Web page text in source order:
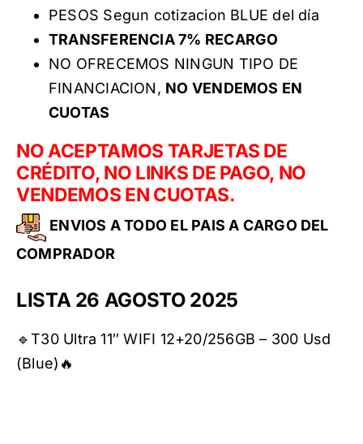
PESOS Segun cotizacion BLUE del día
TRANSFERENCIA 7% RECARGO
NO OFRECEMOS NINGUN TIPO DE
FINANCIACION, NO VENDEMOS EN
CUOTAS
NO ACEPTAMOS TARJETAS DE
CRÉDITO, NO LINKS DE PAGO, NO
VENDEMOS EN CUOTAS.
ENVIOS A TODO EL PAIS A CARGO DEL
COMPRADOR
LISTA 26 AGOSTO 2025
🔹T30 Ultra 11″ WIFI 12+20/256GB – 300 Usd
(Blue)🔥